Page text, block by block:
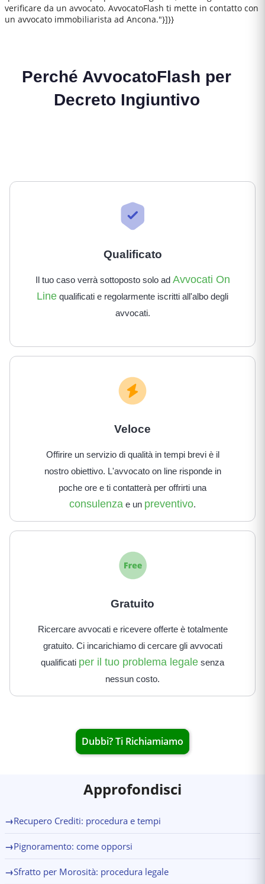
verificare da un avvocato. AvvocatoFlash ti mette in contatto con
un avvocato immobiliarista ad Ancona."}]}}
Perché AvvocatoFlash per
Decreto Ingiuntivo
Qualificato
Il tuo caso verrà sottoposto solo ad Avvocati On
Line qualificati e regolarmente iscritti all'albo degli
avvocati.
Veloce
Offirire un servizio di qualità in tempi brevi è il
nostro obiettivo. L'avvocato on line risponde in
poche ore e ti contatterà per offrirti una
consulenza e un preventivo.
Gratuito
Ricercare avvocati e ricevere offerte è totalmente
gratuito. Ci incarichiamo di cercare gli avvocati
qualificati per il tuo problema legale senza
nessun costo.
Dubbi? Ti Richiamiamo
Approfondisci
→Recupero Crediti: procedura e tempi
→Pignoramento: come opporsi
→Sfratto per Morosità: procedura legale